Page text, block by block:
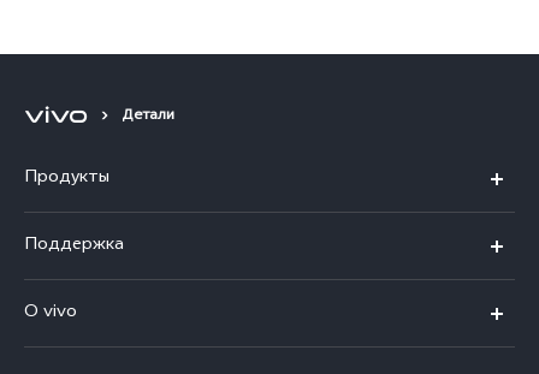
Детали
Продукты
V40
V30 5G
Поддержка
Сервисные центры
O vivo